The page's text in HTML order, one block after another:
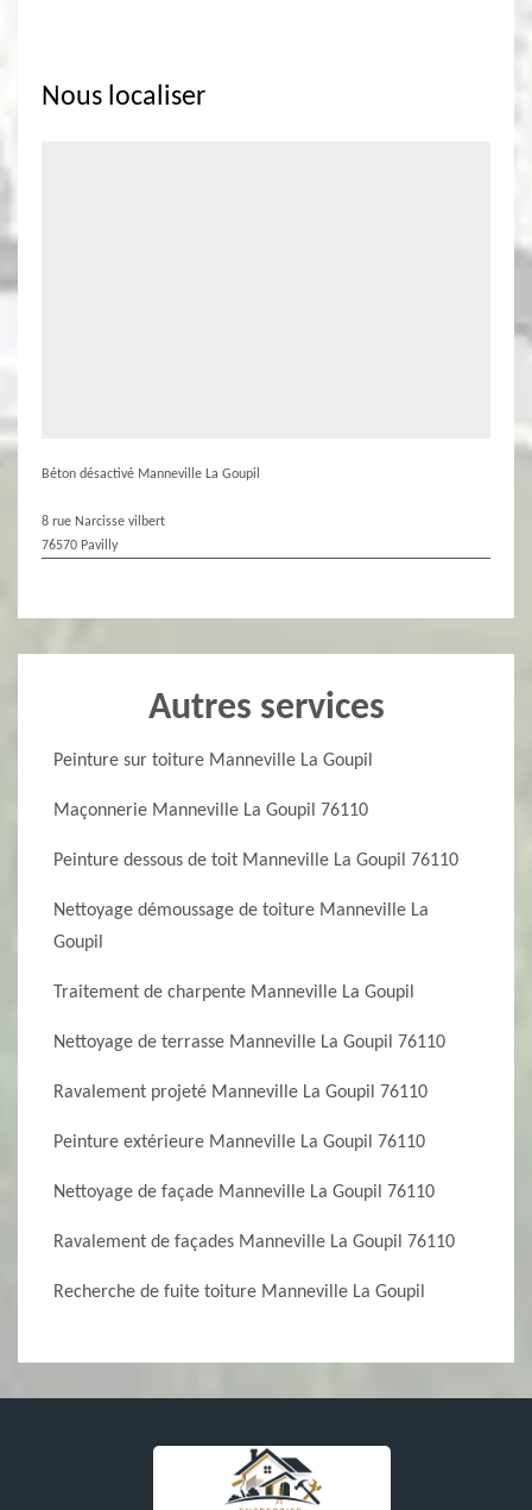
Nous localiser
Béton désactivé Manneville La Goupil
8 rue Narcisse vilbert
76570 Pavilly
Autres services
Peinture sur toiture Manneville La Goupil
Maçonnerie Manneville La Goupil 76110
Peinture dessous de toit Manneville La Goupil 76110
Nettoyage démoussage de toiture Manneville La
Goupil
Traitement de charpente Manneville La Goupil
Nettoyage de terrasse Manneville La Goupil 76110
Ravalement projeté Manneville La Goupil 76110
Peinture extérieure Manneville La Goupil 76110
Nettoyage de façade Manneville La Goupil 76110
Ravalement de façades Manneville La Goupil 76110
Recherche de fuite toiture Manneville La Goupil